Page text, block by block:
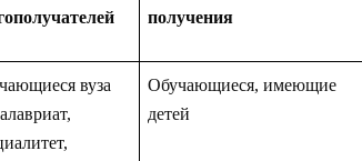
получения
вуза
Обучающиеся, имеющие
детей